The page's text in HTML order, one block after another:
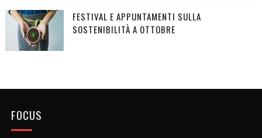
FESTIVAL E APPUNTAMENTI SULLA
SOSTENIBILITÀ A OTTOBRE
FOCUS